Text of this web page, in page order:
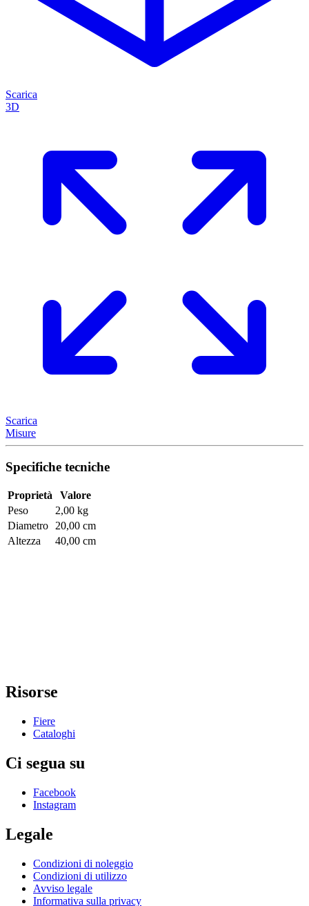
Scarica
3D
Scarica
Misure
Specifiche tecniche
Proprietà
Valore
Peso
2,00 kg
Diametro 20,00 cm
Altezza
40,00 cm
Risorse
Fiere
Cataloghi
Ci segua su
Facebook
Instagram
Legale
Condizioni di noleggio
Condizioni di utilizzo
Avviso legale
Informativa sulla privacy